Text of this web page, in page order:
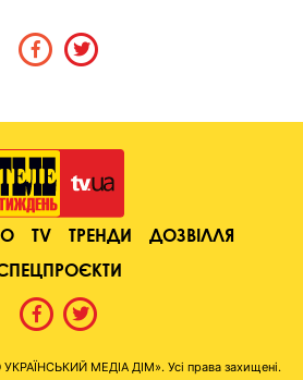
TV ТРЕНДИ
ДОЗВІЛЛЯ
МЕДІА ДІМ». Усі права захищені.